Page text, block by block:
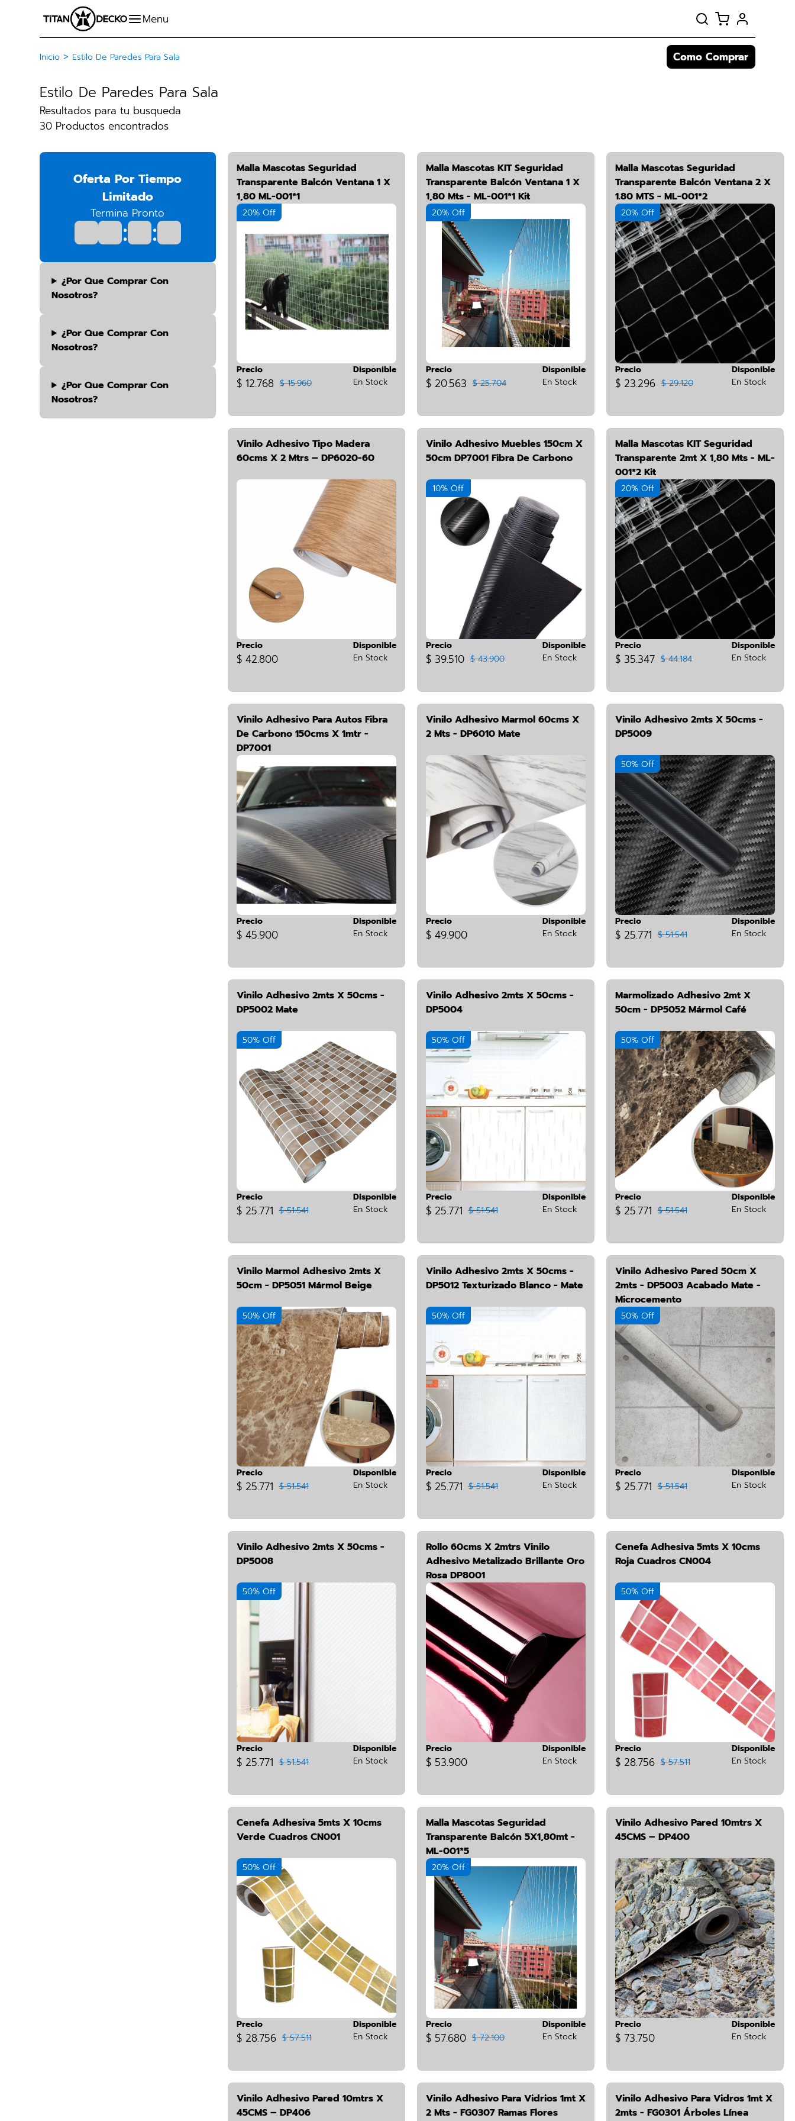
Inicio > Estilo De Paredes Para Sala Como Comprar
Estilo De Paredes Para Sala
Resultados para tu busqueda
30 Productos encontrados
Oferta Por Tiempo
Limitado
Termina Pronto
: :
¿por Que Comprar Con
Nosotros?
¿por Que Comprar Con
Nosotros?
¿por Que Comprar Con
Nosotros?
Malla Mascotas Seguridad
Transparente Balcón Ventana 1 X
1,80 ML-001*1
20% Off
Precio
$ 12.768 $ 15.960
Disponible
En Stock
Malla Mascotas KIT Seguridad
Transparente Balcón Ventana 1 X
1,80 Mts - ML-001*1 Kit
20% Off
Precio
$ 20.563 $ 25.704
Disponible
En Stock
Malla Mascotas Seguridad
Transparente Balcón Ventana 2 X
1.80 MTS - ML-001*2
20% Off
Precio
$ 23.296 $ 29.120
Disponible
En Stock
Vinilo Adhesivo Tipo Madera
60cms X 2 Mtrs – DP6020-60
Precio
$ 42.800
Disponible
En Stock
Vinilo Adhesivo Muebles 150cm X
50cm DP7001 Fibra De Carbono
10% Off
Precio
$ 39.510 $ 43.900
Disponible
En Stock
Malla Mascotas KIT Seguridad
Transparente 2mt X 1,80 Mts - ML-
001*2 Kit
20% Off
Precio
$ 35.347 $ 44.184
Disponible
En Stock
Vinilo Adhesivo Para Autos Fibra
De Carbono 150cms X 1mtr -
DP7001
Precio
$ 45.900
Disponible
En Stock
Vinilo Adhesivo Marmol 60cms X
2 Mts - DP6010 Mate
Precio
$ 49.900
Disponible
En Stock
Vinilo Adhesivo 2mts X 50cms -
DP5009
50% Off
Precio
$ 25.771 $ 51.541
Disponible
En Stock
Vinilo Adhesivo 2mts X 50cms -
DP5002 Mate
50% Off
Precio
$ 25.771 $ 51.541
Disponible
En Stock
Vinilo Adhesivo 2mts X 50cms -
DP5004
50% Off
Precio
$ 25.771 $ 51.541
Disponible
En Stock
Marmolizado Adhesivo 2mt X
50cm - DP5052 Mármol Café
50% Off
Precio
$ 25.771 $ 51.541
Disponible
En Stock
Vinilo Marmol Adhesivo 2mts X
50cm - DP5051 Mármol Beige
50% Off
Precio
$ 25.771 $ 51.541
Disponible
En Stock
Vinilo Adhesivo 2mts X 50cms -
DP5012 Texturizado Blanco - Mate
50% Off
Precio
$ 25.771 $ 51.541
Disponible
En Stock
Vinilo Adhesivo Pared 50cm X
2mts - DP5003 Acabado Mate -
Microcemento
50% Off
Precio
$ 25.771 $ 51.541
Disponible
En Stock
Vinilo Adhesivo 2mts X 50cms -
DP5008
50% Off
Precio
$ 25.771 $ 51.541
Disponible
En Stock
Rollo 60cms X 2mtrs Vinilo
Adhesivo Metalizado Brillante Oro
Rosa DP8001
Precio
$ 53.900
Disponible
En Stock
Cenefa Adhesiva 5mts X 10cms
Roja Cuadros CN004
50% Off
Precio
$ 28.756 $ 57.511
Disponible
En Stock
Cenefa Adhesiva 5mts X 10cms
Verde Cuadros CN001
50% Off
Precio
$ 28.756 $ 57.511
Disponible
En Stock
Malla Mascotas Seguridad
Transparente Balcón 5X1,80mt -
ML-001*5
20% Off
Precio
$ 57.680 $ 72.100
Disponible
En Stock
Vinilo Adhesivo Pared 10mtrs X
45CMS – DP400
Precio
$ 73.750
Disponible
En Stock
Vinilo Adhesivo Pared 10mtrs X
45CMS – DP406
Vinilo Adhesivo Para Vidrios 1mt X
2 Mts - FG0307 Ramas Flores
Vinilo Adhesivo Para Vidros 1mt X
2mts - FG0301 Árboles Línea